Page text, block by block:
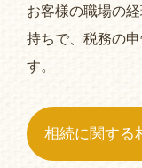
お客様の職場の
持ちで、税務の
す。
相続に関する